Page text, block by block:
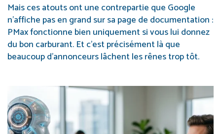
Mais ces atouts ont une contrepartie que Google
n’affiche pas en grand sur sa page de documentation :
PMax fonctionne bien uniquement si vous lui donnez
du bon carburant. Et c’est précisément là que
beaucoup d’annonceurs lâchent les rênes trop tôt.